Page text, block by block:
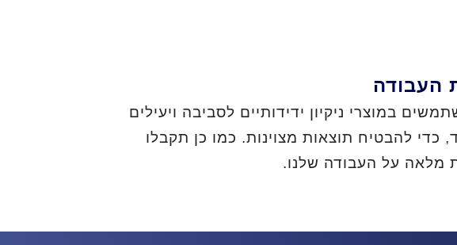
העבודה
במוצרי ניקיון ידידותיים לסביבה ויעילים
כדי להבטיח תוצאות מצוינות. כמו כן תקבלו
מלאה על העבודה שלנו.